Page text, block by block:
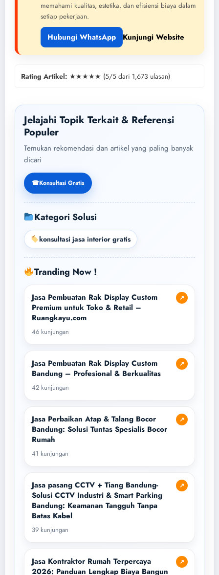
memahami kualitas, estetika, dan efisiensi biaya dalam
setiap pekerjaan.
Hubungi WhatsApp Kunjungi Website
Rating Artikel: ★★★★★ (5/5 dari 1,673 ulasan)
Jelajahi Topik Terkait & Referensi
Populer
Temukan rekomendasi dan artikel yang paling banyak
dicari
☎Konsultasi Gratis
Kategori Solusi
konsultasi jasa interior gratis
Tranding Now !
↗
Jasa Pembuatan Rak Display Custom
Premium untuk Toko & Retail –
Ruangkayu.com
46 kunjungan
↗
Jasa Pembuatan Rak Display Custom
Bandung – Profesional & Berkualitas
42 kunjungan
↗
Jasa Perbaikan Atap & Talang Bocor
Bandung: Solusi Tuntas Spesialis Bocor
Rumah
41 kunjungan
↗
Jasa pasang CCTV + Tiang Bandung-
Solusi CCTV Industri & Smart Parking
Bandung: Keamanan Tangguh Tanpa
Batas Kabel
39 kunjungan
↗
Jasa Kontraktor Rumah Terpercaya
2026: Panduan Lengkap Biaya Bangun